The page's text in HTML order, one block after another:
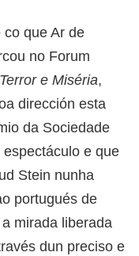
que Ar de
no Forum
Terror e Miséria,
dirección esta
da Sociedade
e que
Stein nunha
portugués de
mirada liberada
dun preciso e